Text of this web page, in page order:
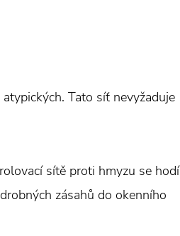
Tato síť nevyžaduje
sítě proti hmyzu se hodí
zásahů do okenního